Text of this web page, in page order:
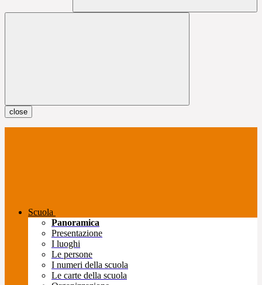
close
Scuola
Panoramica
Presentazione
I luoghi
Le persone
I numeri della scuola
Le carte della scuola